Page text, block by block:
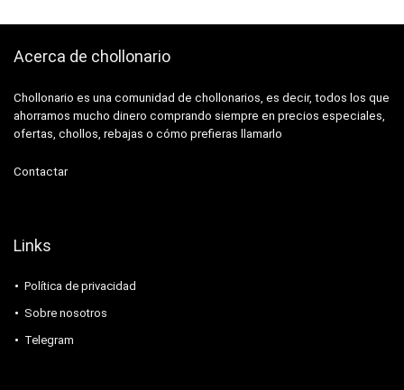
Acerca de chollonario
Chollonario es una comunidad de chollonarios, es decir, todos los que
ahorramos mucho dinero comprando siempre en precios especiales,
ofertas, chollos, rebajas o cómo prefieras llamarlo
Contactar
Links
Política de privacidad
Sobre nosotros
Telegram